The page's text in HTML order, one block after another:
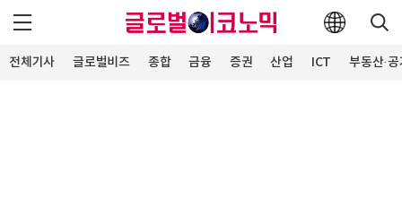
전체기사 글로벌비즈 종합 금융 증권 산업 ICT 부동산·